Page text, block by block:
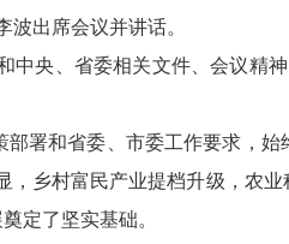
出席会议并讲话。
央、省委相关文件、会议精
署和省委、市委工作要求，
乡村富民产业提档升级，农
定了坚实基础。